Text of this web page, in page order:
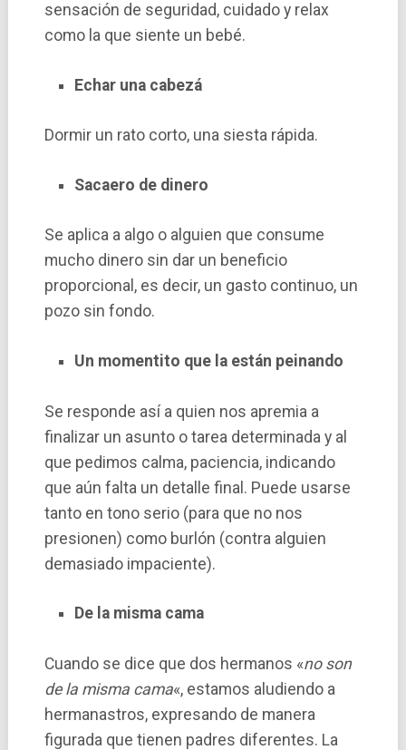
sensación de seguridad, cuidado y relax
como la que siente un bebé.
Echar una cabezá
Dormir un rato corto, una siesta rápida.
Sacaero de dinero
Se aplica a algo o alguien que consume
mucho dinero sin dar un beneficio
proporcional, es decir, un gasto continuo, un
pozo sin fondo.
Un momentito que la están peinando
Se responde así a quien nos apremia a
finalizar un asunto o tarea determinada y al
que pedimos calma, paciencia, indicando
que aún falta un detalle final. Puede usarse
tanto en tono serio (para que no nos
presionen) como burlón (contra alguien
demasiado impaciente).
De la misma cama
Cuando se dice que dos hermanos «no son
de la misma cama«, estamos aludiendo a
hermanastros, expresando de manera
figurada que tienen padres diferentes. La